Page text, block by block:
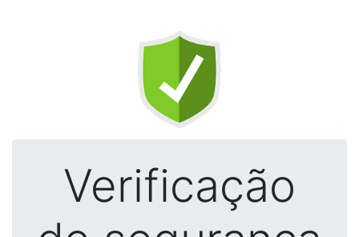
Verificação